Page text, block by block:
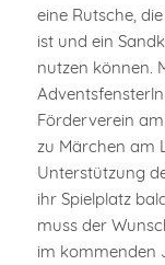
eine Rutsche,
ist und ein
nutzen können.
Förderverein am
zu Märchen am
Unterstützung
ihr Spielplatz
muss der
im kommenden